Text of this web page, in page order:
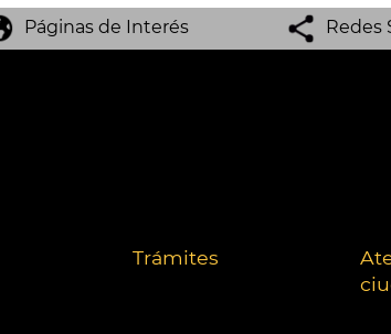
Páginas de Interés Redes
Trámites